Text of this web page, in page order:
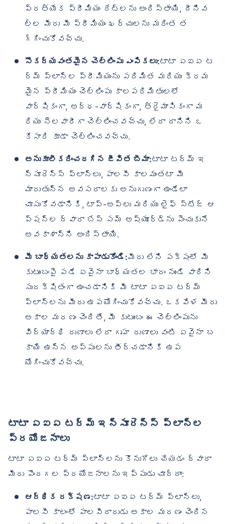
ప్రత్యేక ప్రీమియం రేట్లను అందిస్తాయి, దీనివ
ల్ల మీరు మీ ప్రీమియం ఖర్చులను మరింత త
గ్గించుకోవచ్చు.
సౌకర్యవంతమైన చెల్లింపు ఎంపికలు:టాటా ఏఐఏ ట
ర్మ్ ప్లాన్‌ల ప్రీమియంను పరిమిత మరియు క్రమ
మైన ప్రీమియం చెల్లింపు కాలపరిమితులలో
వార్షికంగా, అర్ధ-వార్షికంగా, త్రైమాసికంగా మ
రియు నెలవారీగా చెల్లించవచ్చు, లేదా దానిని ఒ
కేసారి కూడా చెల్లించవచ్చు.
అనుకూలీకరించదగిన జీవిత బీమా:టాటా టర్మ్ ఇ
న్సూరెన్స్ ప్లాన్‌లు, పాలసీ కాలమంతటా మీ
మారుతున్న అవసరాలకు అనుగుణంగా ఉండేలా
చూసుకోవడానికి, టాప్-అప్‌లు మరియు లైఫ్ స్టేజ్ ఆ
ప్షన్‌ల ద్వారా బేస్ సమ్ అష్యూర్డ్‌ను పెంచుకునే
అవకాశాన్ని అందిస్తాయి.
మీ బాధ్యతలను కాపాడుకోండి:మీరు లేని పక్షంలో మీ
కుటుంబంపై పడే ఏవైనా బాధ్యతల భారం నుండి వారిని
సురక్షితంగా ఉంచడానికి మీ టాటా ఏఐఏ టర్మ్
ప్లాన్‌లను మీరు ఉపయోగించుకోవచ్చు. ఒకవేళ మీరు
అకాల మరణం చెందితే, మీ కుటుంబం ఈ చెల్లింపును
విద్యార్థి రుణాలు లేదా గృహ రుణాలు వంటి ఏవైనా బ
కాయి ఉన్న అప్పులను తీర్చడానికి ఉప
యోగించుకోవచ్చు.
టాటా ఏఐఏ టర్మ్ ఇన్సూరెన్స్ ప్లాన్‌ల
ప్రయోజనాలు
టాటా ఏఐఏ టర్మ్ ప్లాన్‌లను కొనుగోలు చేయడం ద్వారా
మీరు పొందగల ప్రయోజనాలను ఇప్పుడు చూద్దాం:
ఆర్థిక రక్షణ:టాటా ఏఐఏ టర్మ్ ప్లాన్‌లు,
పాలసీ కాలంలో పాలసీదారుడు అకాల మరణం చెందిన